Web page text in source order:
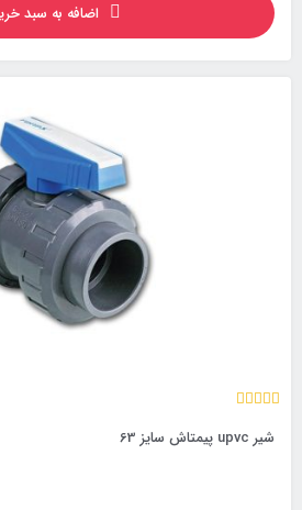
اضافه به سبد خرید
شیر upvc پیمتاش سایز 63